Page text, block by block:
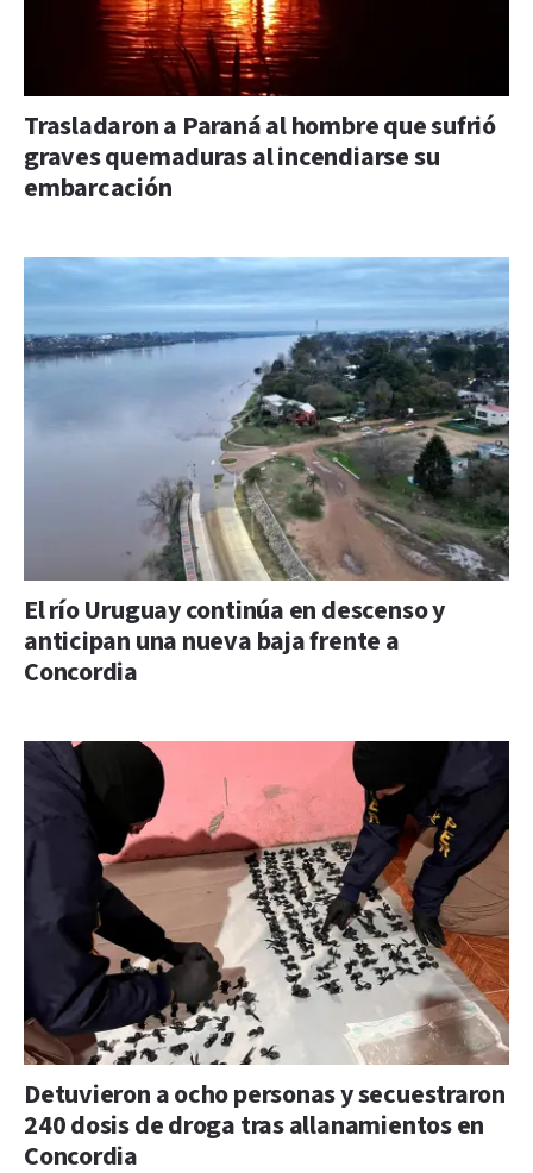
Trasladaron a Paraná al hombre que sufrió
graves quemaduras al incendiarse su
embarcación
El río Uruguay continúa en descenso y
anticipan una nueva baja frente a
Concordia
Detuvieron a ocho personas y secuestraron
240 dosis de droga tras allanamientos en
Concordia